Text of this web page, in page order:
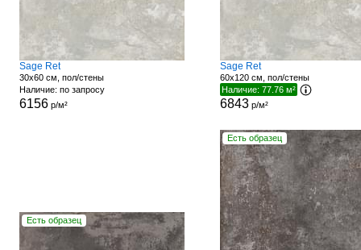
Sage Ret
30x60 см, пол/стены
Наличие: по запросу
6156р/м²
Sage Ret
60x120 см, пол/стены
Наличие: 77.76 м²
6843р/м²
Есть образец
Есть образец